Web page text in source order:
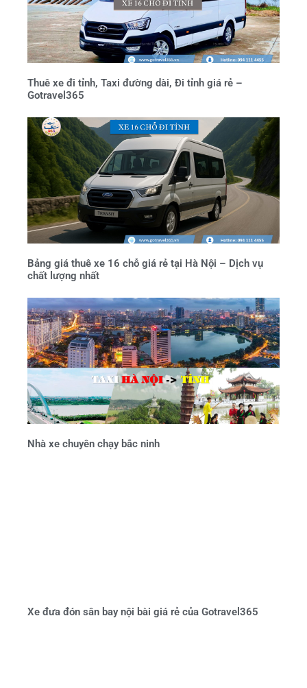
Thuê xe đi tỉnh, Taxi đường dài, Đi tỉnh giá rẻ –
Gotravel365
Bảng giá thuê xe 16 chỗ giá rẻ tại Hà Nội – Dịch vụ
chất lượng nhất
Nhà xe chuyên chạy bắc ninh
Xe đưa đón sân bay nội bài giá rẻ của Gotravel365